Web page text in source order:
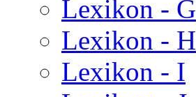
Lexikon - G
Lexikon - H
Lexikon - I